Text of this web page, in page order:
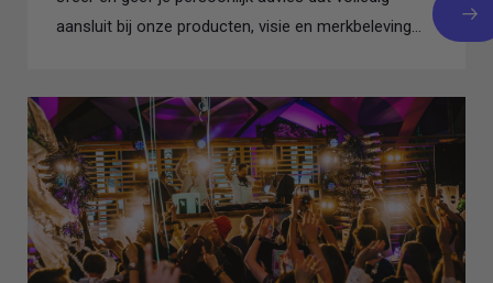
aansluit bij onze producten, visie en merkbeleving...